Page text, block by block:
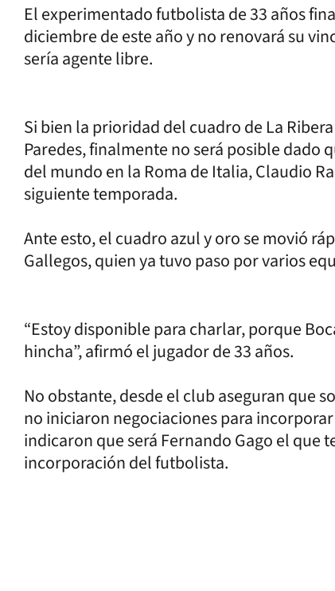
El experimentado futbolista de 33 años
diciembre de este año y no renovará su
sería agente libre.
Si bien la prioridad del cuadro de La
Paredes, finalmente no será posible
del mundo en la Roma de Italia, Claudio
siguiente temporada.
Ante esto, el cuadro azul y oro se movió
Gallegos, quien ya tuvo paso por varios
“Estoy disponible para charlar, porque
hincha”, afirmó el jugador de 33 años.
No obstante, desde el club aseguran que
no iniciaron negociaciones para
indicaron que será Fernando Gago el que
incorporación del futbolista.